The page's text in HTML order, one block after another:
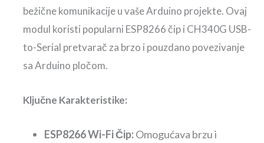
bežične komunikacije u vaše Arduino projekte. Ovaj
modul koristi popularni ESP8266 čip i CH340G USB-
to-Serial pretvarač za brzo i pouzdano povezivanje
sa Arduino pločom.
Ključne Karakteristike:
ESP8266 Wi-Fi Čip:Omogućava brzu i